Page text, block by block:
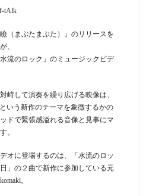
tAlk
（まぶたまぶた）」のリリースを
、
流のロック」のミュージックビデ
峙して演奏を繰り広げる映像は、
いう新作のテーマを象徴するかの
ドで緊張感溢れる音像と見事にマ
。
オに登場するのは、「水流のロッ
」の２曲で新作に参加している元
。